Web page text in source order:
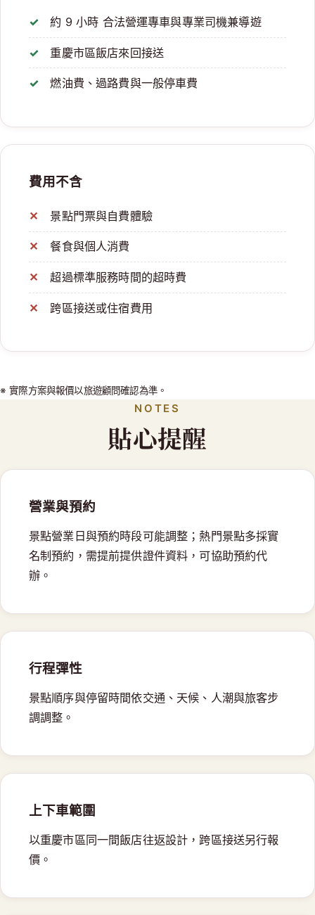
約 9 小時 合法營運專車與專業司機兼導遊
重慶市區飯店來回接送
燃油費、過路費與一般停車費
費用不含
景點門票與自費體驗
餐食與個人消費
超過標準服務時間的超時費
跨區接送或住宿費用
※ 實際方案與報價以旅遊顧問確認為準。
NOTES
貼心提醒
營業與預約
景點營業日與預約時段可能調整；熱門景點多採實
名制預約，需提前提供證件資料，可協助預約代
辦。
行程彈性
景點順序與停留時間依交通、天候、人潮與旅客步
調調整。
上下車範圍
以重慶市區同一間飯店往返設計，跨區接送另行報
價。